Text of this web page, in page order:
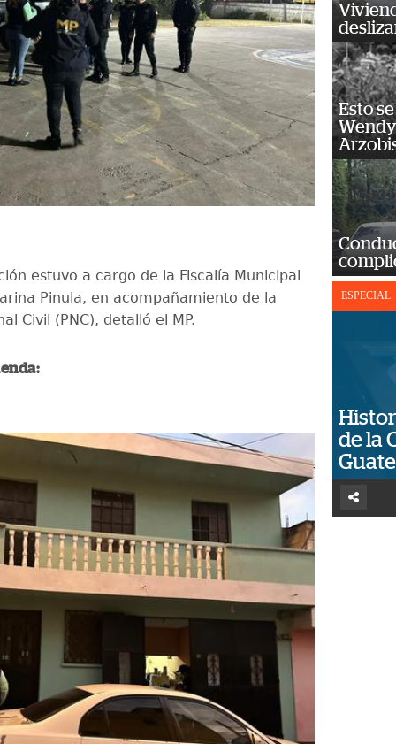
estuvo a cargo de la Fiscalía Municipal
Pinula, en acompañamiento de la
Civil (PNC), detalló el MP.
Esto
ESPECIAL
de la